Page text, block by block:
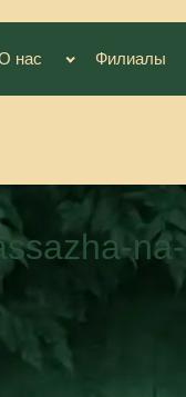
нас Филиалы